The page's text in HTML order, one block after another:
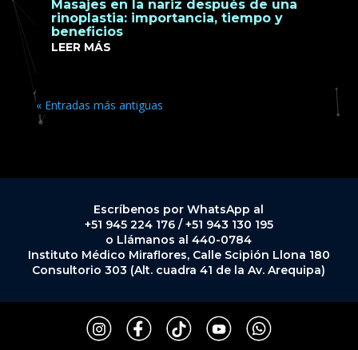
Masajes en la nariz después de una
rinoplastia: importancia, tiempo y
beneficios
LEER MÁS
« Entradas más antiguas
Escríbenos por WhatsApp al
+51 945 224 176 / +51 943 130 195
o Llámanos al 440-0784
Instituto Médico Miraflores, Calle Scipión Llona 180
Consultorio 303 (Alt. cuadra 41 de la Av. Arequipa)